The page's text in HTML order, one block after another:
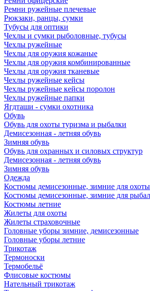
Ремни ружейные плечевые
Рюкзаки, ранцы, сумки
Тубусы для оптики
Чехлы и сумки рыболовные, тубусы
Чехлы ружейные
Чехлы для оружия кожаные
Чехлы для оружия комбинированные
Чехлы для оружия тканевые
Чехлы ружейные кейсы
Чехлы ружейные кейсы поролон
Чехлы ружейные папки
Ягдташи - сумки охотника
Обувь
Обувь для охоты туризма и рыбалки
Демисезонная - летняя обувь
Зимняя обувь
Обувь для охранных и силовых структур
Демисезонная - летняя обувь
Зимняя обувь
Одежда
Костюмы демисезонные, зимние для охоты
Костюмы демисезонные, зимние для
Костюмы летние
Жилеты для охоты
Жилеты страховочные
Головные уборы зимние, демисезонные
Головные уборы летние
Трикотаж
Термоноски
Термобельё
Флисовые костюмы
Нательный трикотаж